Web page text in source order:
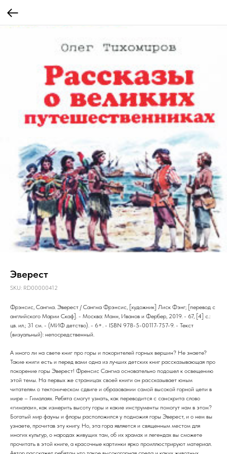
Эверест
SKU: RD00000412
Фрэнсис, Сангма. Эверест / Сангма Фрэнсис, [художник] Лиск Фэнг; [перевод с
английского Марии Скаф]. - Москва: Манн, Иванов и Фербер, 2019. - 67, [4] с.:
цв. ил.; 31 см. - (МИФ детство). - 6+. - ISBN 978-5-00117-757-9. - Текст
(визуальный): непосредственный.
А много ли на свете книг про горы и покорителей горных вершин? Не знаете?
Такие книги есть и перед вами одна из лучших детских книг рассказывающая про
покорение горы Эверест! Френсис Сангма основательно подошел к освещению
этой темы. На первых же страницах своей книги он рассказывает юным
читателям о тектоническом сдвиге и образовании самой высокой горной цепи в
мире – Гималаях. Ребята смогут узнать, как переводится с санскрита слово
«гималаи», как измерить высоту горы и какие инструменты помогут нам в этом?
Богатый мир фауны и флоры расположился у подножия горы Эверест, и о нем вы
узнаете, прочитав эту книгу. Но, эта гора является и священным местом для
многих культур, о народах живущих там, об их храмах и легендах вы сможете
прочитать в этой книге, а красочные картинки ярко проиллюстрируют материал.